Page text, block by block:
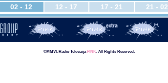
02 - 12
12 - 17 17 - 21 21 - 02
©MMVI, Radio Televizija PINK. All Rights Reserved.